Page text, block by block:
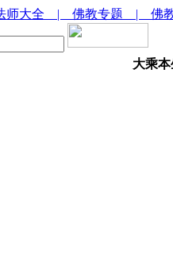
师大全 | 佛教专题 | 佛
大乘